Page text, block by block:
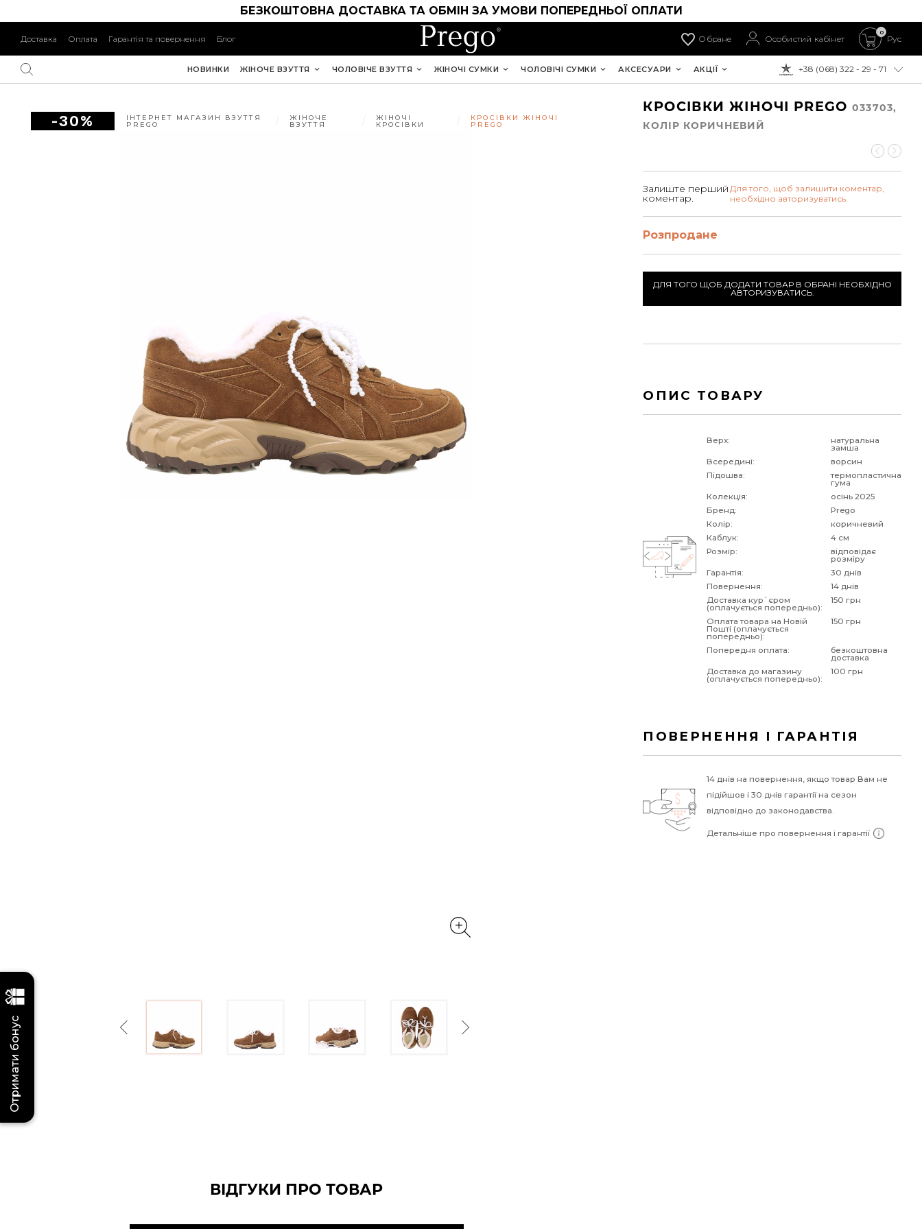
БЕЗКОШТОВНА ДОСТАВКА ТА ОБМІН ЗА УМОВИ ПОПЕРЕДНЬОЇ ОПЛАТИ
Доставка Оплата Гарантія та повернення Блог Обране Особистий кабінет
0
Рус
ДО ОПЛАТИ:
+38 (068) 322 - 29 - 71
НОВИНКИ ЖІНОЧЕ ВЗУТТЯ ЧОЛОВІЧЕ ВЗУТТЯ ЖІНОЧІ СУМКИ ЧОЛОВІЧІ СУМКИ АКСЕСУАРИ АКЦІЇ
-30% ІНТЕРНЕТ МАГАЗИН ВЗУТТЯ
PREGO
ЖІНОЧЕ
ВЗУТТЯ
ЖІНОЧІ
КРОСІВКИ
КРОСІВКИ ЖІНОЧІ
PREGO
Previous Next
ВІДГУКИ ПРО ТОВАР
КРОСІВКИ ЖІНОЧІ PREGO033703,
КОЛIР КОРИЧНЕВИЙ
Залиште перший
коментар.
Для того, щоб залишити коментар,
необхідно авторизуватись.
Розпродане
ДЛЯ ТОГО ЩОБ ДОДАТИ ТОВАР В ОБРАНІ НЕОБХІДНО
АВТОРИЗУВАТИСЬ.
ОПИС ТОВАРУ
Верх: натуральна
замша
Всередині:
ворсин
Підошва:
термопластична
гума
Колекція:
осінь 2025
Бренд:
Prego
Колір:
коричневий
Каблук:
4 см
Розмір:
відповідає
розміру
Гарантія:
30 днів
Повернення:
14 днів
Доставка кур`єром
(оплачується попередньо):
150 грн
Оплата товара на Новій
Пошті (оплачується
попередньо):
150 грн
Попередня оплата: безкоштовна
доставка
Доставка до магазину
(оплачується попередньо):
100 грн
ПОВЕРНЕННЯ І ГАРАНТІЯ
14 днів на повернення, якщо товар Вам не
підійшов і 30 днів гарантії на сезон
відповідно до законодавства.
Детальніше про повернення і гарантії
Отримати бонус